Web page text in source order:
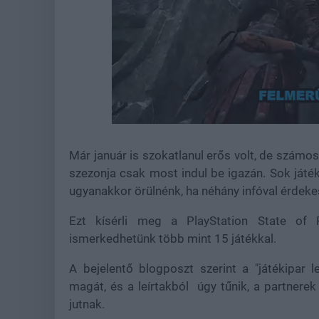
21.86%
Már január is szokatlanul erős volt, de
szezonja csak most indul be igazán. Sok
ugyanakkor örülnénk, ha néhány infóval
Ezt kísérli meg a PlayStation State of
ismerkedhetünk több mint 15 játékkal.
A bejelentő blogposzt szerint a "játékipar
magát, és a leírtakból úgy tűnik, a
jutnak.